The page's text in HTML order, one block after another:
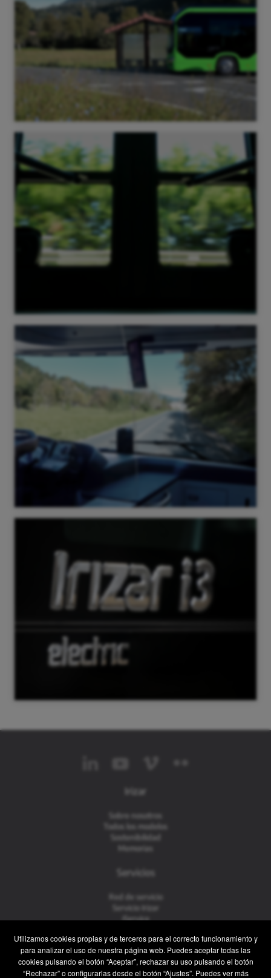
Utilizamos cookies propias y de terceros para el correcto funcionamiento y
para analizar el uso de nuestra página web. Puedes aceptar todas las
cookies pulsando el botón “Aceptar”, rechazar su uso pulsando el botón
“Rechazar” o configurarlas desde el botón “Ajustes”. Puedes ver más
Irizar
Sobre nosotros
Todos los modelos
Sostenibilidad
Memorias
Servicios
Red de servicio
Servicio Irizar
iService
Contacto